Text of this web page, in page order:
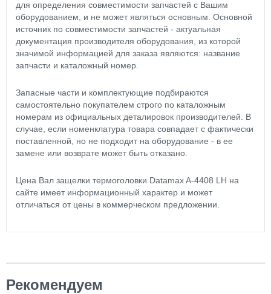
для определения совместимости запчастей с Вашим
оборудованием, и не может являться основным. Основной
источник по совместимости запчастей - актуальная
документация производителя оборудования, из которой
значимой информацией для заказа являются: название
запчасти и каталожный номер.
Запасные части и комплектующие подбираются
самостоятельно покупателем строго по каталожным
номерам из официальных деталировок производителей. В
случае, если номенклатура товара совпадает с фактически
поставленной, но не подходит на оборудование - в ее
замене или возврате может быть отказано.
Цена Вал защелки термоголовки Datamax A-4408 LH на
сайте имеет информационный характер и может
отличаться от цены в коммерческом предложении.
Рекомендуем